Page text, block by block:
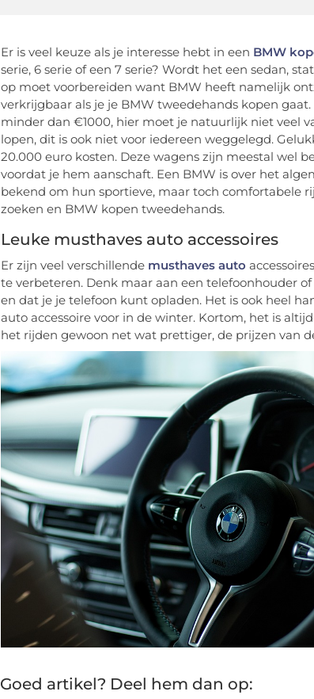
Er is veel keuze als je interesse hebt in een BMW
serie, 6 serie of een 7 serie? Wordt het een sedan,
op moet voorbereiden want BMW heeft namelijk
verkrijgbaar als je je BMW tweedehands kopen
minder dan €1000, hier moet je natuurlijk niet veel
lopen, dit is ook niet voor iedereen weggelegd.
20.000 euro kosten. Deze wagens zijn meestal wel
voordat je hem aanschaft. Een BMW is over het
bekend om hun sportieve, maar toch comfortabele
zoeken en BMW kopen tweedehands.
Leuke musthaves auto accessoires
Er zijn veel verschillende musthaves auto
te verbeteren. Denk maar aan een telefoonhouder
en dat je je telefoon kunt opladen. Het is ook heel
auto accessoire voor in de winter. Kortom, het is
het rijden gewoon net wat prettiger, de prijzen van
Goed artikel? Deel hem dan op: